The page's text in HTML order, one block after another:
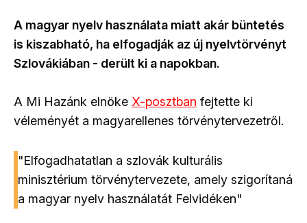
A magyar nyelv használata miatt akár büntetés
is kiszabható, ha elfogadják az új nyelvtörvényt
Szlovákiában - derült ki a napokban.
A Mi Hazánk elnöke X-posztban fejtette ki
véleményét a magyarellenes törvénytervezetről.
"Elfogadhatatlan a szlovák kulturális
minisztérium törvénytervezete, amely szigorítaná
a magyar nyelv használatát Felvidéken"